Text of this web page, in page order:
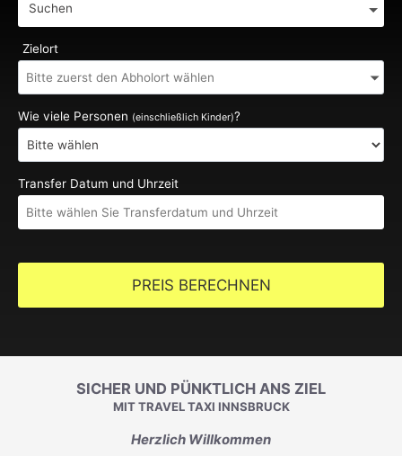
Suchen
Zielort
Wie viele Personen (einschließlich Kinder)?
Transfer Datum und Uhrzeit
PREIS BERECHNEN
SICHER UND PÜNKTLICH ANS ZIEL
MIT TRAVEL TAXI INNSBRUCK
Herzlich Willkommen